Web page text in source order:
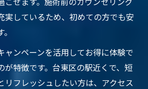
実しているため、初めての方でも安
ャンペーンを活用してお得に体験で
が特徴です。台東区の駅近くで、短
リフレッシュしたい方は、アクセス